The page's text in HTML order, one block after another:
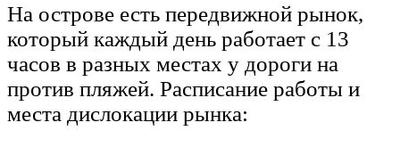
На острове есть передвижной рынок,
который каждый день работает с 13
часов в разных местах у дороги на
против пляжей. Расписание работы и
места дислокации рынка: